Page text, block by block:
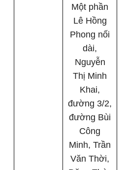
Một phần
Lê Hồng
Phong nối
dài,
Nguyễn
Thị Minh
Khai,
đường 3/2,
đường Bùi
Công
Minh, Trần
Văn Thời,